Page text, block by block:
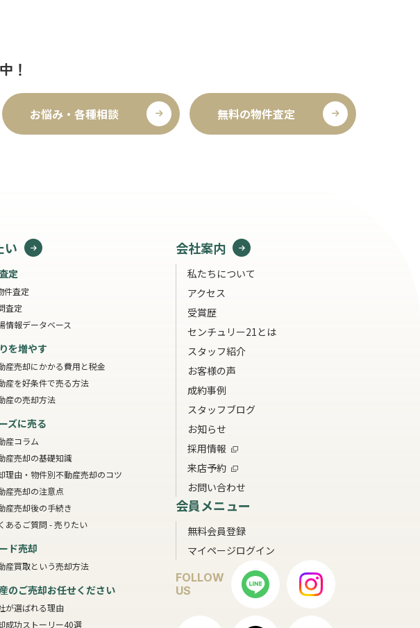
！
お悩み・各種相談 無料の物件査定
い
定
件査定
査定
情報データベース
を増やす
産売却にかかる費用と税金
産を好条件で売る方法
産の売却方法
ズに売る
産コラム
産売却の基礎知識
理由・物件別不動産売却のコツ
産売却の注意点
産売却後の手続き
あるご質問 - 売りたい
ド売却
産買取という売却方法
のご売却お任せください
が選ばれる理由
成功ストーリー40選
会社案内
私たちについて
アクセス
受賞歴
センチュリー21とは
スタッフ紹介
お客様の声
成約事例
スタッフブログ
お知らせ
採用情報
来店予約
お問い合わせ
会員メニュー
無料会員登録
マイページログイン
FOLLOW
US